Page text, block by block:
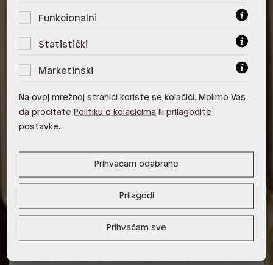
Veličina: UNIC
Duljina naramenice: 58.42 cm
Širina: 17 cm
Dubina: 11 cm
Dostupno
ALDO, City Center One East 10000
ALDO, City Center One West
ALDO, Arena Centar 10020 Zagreb
Funkcionalni
Statistički
Marketinški
Na ovoj mrežnoj stranici koriste se kolačići. Molimo Vas
da pročitate Politiku o kolačićima ili prilagodite
postavke.
Prihvaćam odabrane
Prilagodi
Prihvaćam sve